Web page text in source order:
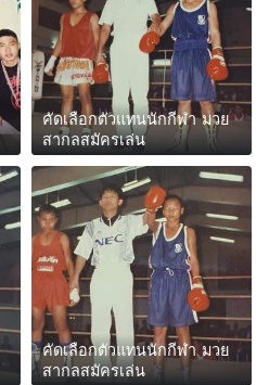
คัดเลือกตัวแทนนักกีฬา มวย
สากลสมัครเล่น
คัดเลือกตัวแทนนักกีฬา มวย
สากลสมัครเล่น